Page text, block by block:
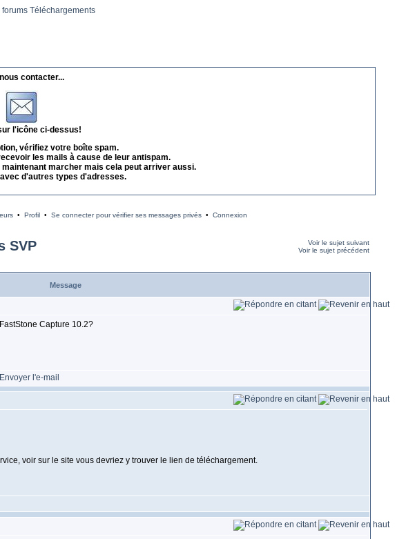
forums Téléchargements
contacter...
l'icône ci-dessus!
vérifiez votre boîte spam.
les mails à cause de leur antispam.
marcher mais cela peut arriver aussi.
d'autres types d'adresses.
• Profil• Se connecter pour vérifier ses messages privés• Connexion
SVP
Voir le sujet suivant
Voir le sujet précédent
Message
Capture 10.2?
voir sur le site vous devriez y trouver le lien de téléchargement.